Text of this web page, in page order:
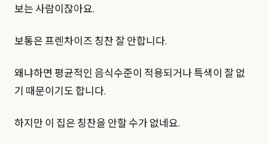
보는 사람이잖아요.
보통은 프렌차이즈 칭찬 잘 안합니다.
왜냐하면 평균적인 음식수준이 적용되거나 특색이 잘 없
기 때문이기도 합니다.
하지만 이 집은 칭찬을 안할 수가 없네요.